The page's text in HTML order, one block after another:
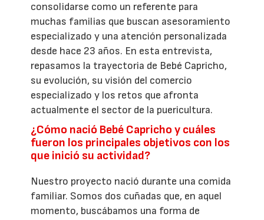
consolidarse como un referente para
muchas familias que buscan asesoramiento
especializado y una atención personalizada
desde hace 23 años. En esta entrevista,
repasamos la trayectoria de Bebé Capricho,
su evolución, su visión del comercio
especializado y los retos que afronta
actualmente el sector de la puericultura.
¿Cómo nació Bebé Capricho y cuáles
fueron los principales objetivos con los
que inició su actividad?
Nuestro proyecto nació durante una comida
familiar. Somos dos cuñadas que, en aquel
momento, buscábamos una forma de